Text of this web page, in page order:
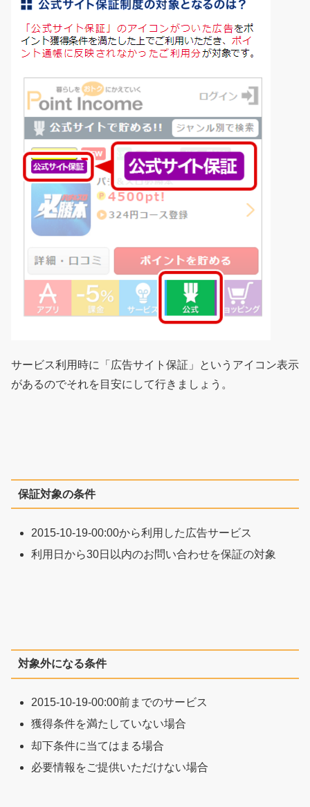
サービス利用時に「広告サイト保証」というアイコン表示
があるのでそれを目安にして行きましょう。
保証対象の条件
2015-10-19-00:00から利用した広告サービス
利用日から30日以内のお問い合わせを保証の対象
対象外になる条件
2015-10-19-00:00前までのサービス
獲得条件を満たしていない場合
却下条件に当てはまる場合
必要情報をご提供いただけない場合